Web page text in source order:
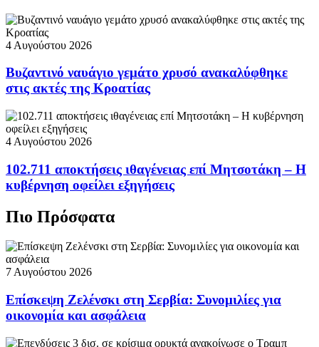
4 Αυγούστου 2026
Βυζαντινό ναυάγιο γεμάτο χρυσό ανακαλύφθηκε
στις ακτές της Κροατίας
4 Αυγούστου 2026
102.711 αποκτήσεις ιθαγένειας επί Μητσοτάκη – Η
κυβέρνηση οφείλει εξηγήσεις
Πιο Πρόσφατα
7 Αυγούστου 2026
Επίσκεψη Ζελένσκι στη Σερβία: Συνομιλίες για
οικονομία και ασφάλεια